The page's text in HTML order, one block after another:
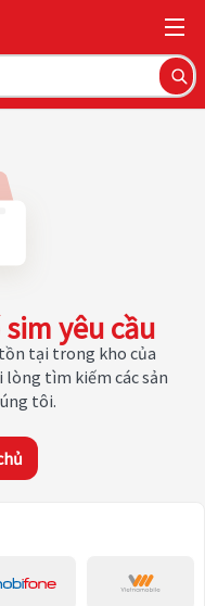
yêu cầu
tại trong kho của
lòng tìm kiếm các sản
tôi.